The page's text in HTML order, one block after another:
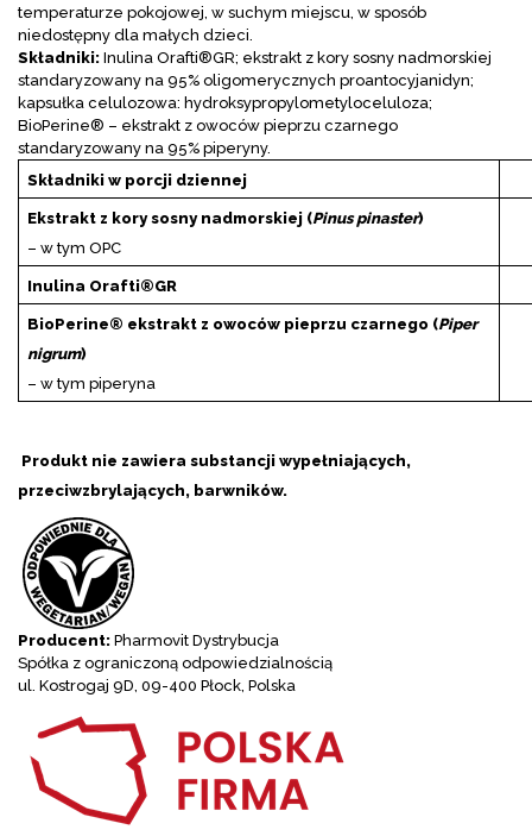
temperaturze pokojowej, w suchym miejscu, w sposób
niedostępny dla małych dzieci.
Składniki: Inulina Orafti®GR; ekstrakt z kory sosny nadmorskiej
standaryzowany na 95% oligomerycznych proantocyjanidyn;
kapsułka celulozowa: hydroksypropylometyloceluloza;
BioPerine® – ekstrakt z owoców pieprzu czarnego
standaryzowany na 95% piperyny.
Składniki w porcji dziennej
Ekstrakt z kory sosny nadmorskiej (Pinus pinaster)
– w tym OPC
Inulina Orafti®GR
BioPerine® ekstrakt z owoców pieprzu czarnego (Piper
nigrum)
– w tym piperyna
Produkt nie zawiera substancji wypełniających,
przeciwzbrylających, barwników.
Producent: Pharmovit Dystrybucja
Spółka z ograniczoną odpowiedzialnością
ul. Kostrogaj 9D, 09-400 Płock, Polska